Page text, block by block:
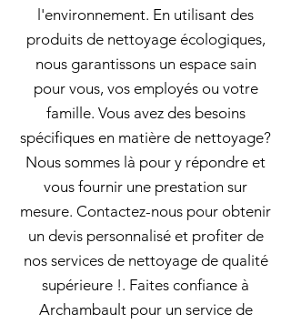
l'environnement. En utilisant des
produits de nettoyage écologiques,
nous garantissons un espace sain
pour vous, vos employés ou votre
famille. Vous avez des besoins
spécifiques en matière de nettoyage?
Nous sommes là pour y répondre et
vous fournir une prestation sur
mesure. Contactez-nous pour obtenir
un devis personnalisé et profiter de
nos services de nettoyage de qualité
supérieure !. Faites confiance à
Archambault pour un service de